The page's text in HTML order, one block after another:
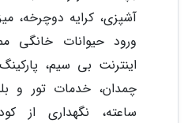
آشپزی، کرایه دوچرخه،
ورود حیوانات خانگی
اینترنت بی سیم،
ساعته، نگهداری از